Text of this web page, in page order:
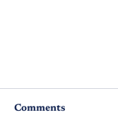
Comments